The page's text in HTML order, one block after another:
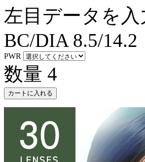
左目データを入
BC/DIA 8.5/14.2
PWR
数量 4
カートに入れる